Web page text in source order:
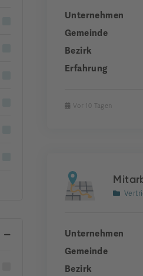
Unternehmen
Gemeinde
Bezirk
Erfahrung
Vor 10 Tagen
Unternehmen
Gemeinde
Bezirk